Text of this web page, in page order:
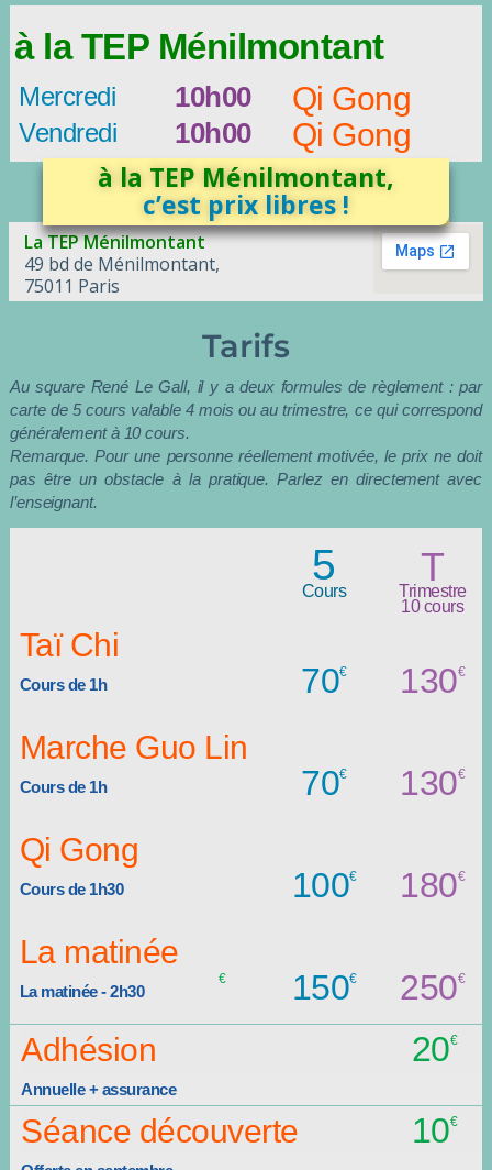
à la TEP Ménilmontant
Mercredi 10h00 Qi Gong
Vendredi 10h00 Qi Gong
à la TEP Ménilmontant,
c’est prix libres !
La TEP Ménilmontant
49 bd de Ménilmontant,
75011 Paris
Tarifs
Au square René Le Gall, il y a deux formules de règlement : par
carte de 5 cours valable 4 mois ou au trimestre, ce qui correspond
généralement à 10 cours.
Remarque. Pour une personne réellement motivée, le prix ne doit
pas être un obstacle à la pratique. Parlez en directement avec
l’enseignant.
5
Cours
T
Trimestre
10 cours
Taï Chi
Cours de 1h 70 130
Marche Guo Lin
Cours de 1h 70 130
Qi Gong
Cours de 1h30 100 180
La matinée
La matinée - 2h30 150 250
Adhésion 20
Annuelle + assurance
Séance découverte 10